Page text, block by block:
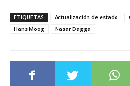
ETIQUETAS Actualización de estado
Hans Moog
Nasar Dagga